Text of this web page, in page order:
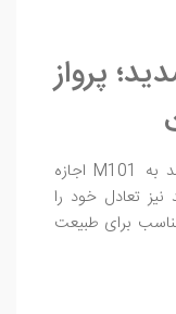
پرواز
ساختار آیرودینامیک و موتورهای قدرتمند به M101 اجازه
تعادل خود را
برای طبیعت‌